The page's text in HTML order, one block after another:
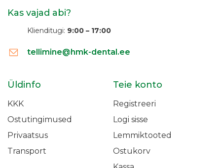
Kas vajad abi?
Klienditugi: 9:00 – 17:00
tellimine@hmk-dental.ee
Üldinfo
KKK
Ostutingimused
Privaatsus
Transport
Teie konto
Registreeri
Logi sisse
Lemmiktooted
Ostukorv